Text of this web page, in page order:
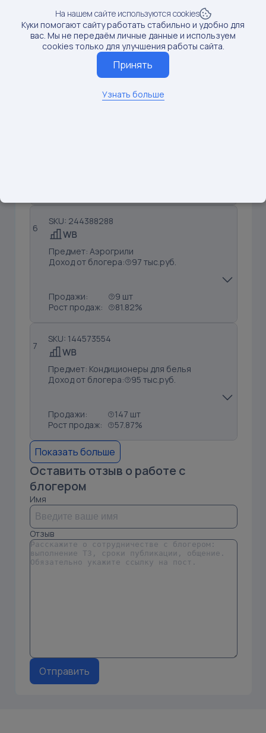
Предмет: Костюмы
Доход от блогера:
162 тыс.руб.
55 шт
Рост продаж:
250%
SKU: 250880643
6
SKU: 244388288
Предмет: Аэрогрили
Доход от блогера:
97 тыс.руб.
Продажи:
9 шт
Рост продаж:
81.82%
7
SKU: 144573554
Предмет: Кондиционеры для белья
Доход от блогера:
95 тыс.руб.
Продажи:
147 шт
Рост продаж:
57.87%
Показать больше
Оставить отзыв о работе с
блогером
Имя
Отзыв
Отправить
На нашем сайте используются cookies
Куки помогают сайту работать стабильно и удобно для
вас. Мы не передаём личные данные и используем
cookies только для улучшения работы сайта.
Принять
Узнать больше